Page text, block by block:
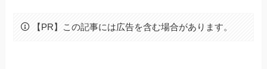
【PR】この記事には広告を含む場合があります。